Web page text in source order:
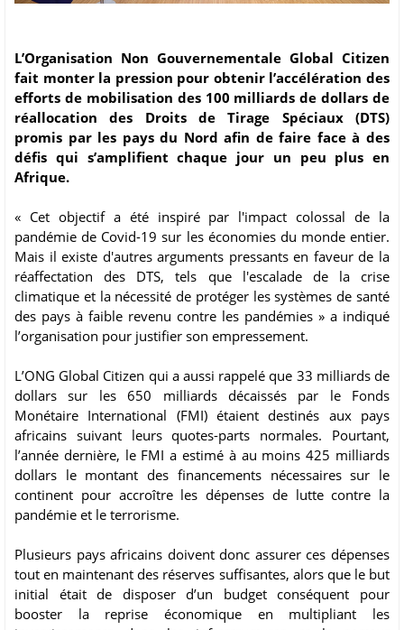
L’Organisation Non Gouvernementale Global Citizen
fait monter la pression pour obtenir l’accélération des
efforts de mobilisation des 100 milliards de dollars de
réallocation des Droits de Tirage Spéciaux (DTS)
promis par les pays du Nord afin de faire face à des
défis qui s’amplifient chaque jour un peu plus en
Afrique.
« Cet objectif a été inspiré par l'impact colossal de la
pandémie de Covid-19 sur les économies du monde entier.
Mais il existe d'autres arguments pressants en faveur de la
réaffectation des DTS, tels que l'escalade de la crise
climatique et la nécessité de protéger les systèmes de santé
des pays à faible revenu contre les pandémies » a indiqué
l’organisation pour justifier son empressement.
L’ONG Global Citizen qui a aussi rappelé que 33 milliards de
dollars sur les 650 milliards décaissés par le Fonds
Monétaire International (FMI) étaient destinés aux pays
africains suivant leurs quotes-parts normales. Pourtant,
l’année dernière, le FMI a estimé à au moins 425 milliards
dollars le montant des financements nécessaires sur le
continent pour accroître les dépenses de lutte contre la
pandémie et le terrorisme.
Plusieurs pays africains doivent donc assurer ces dépenses
tout en maintenant des réserves suffisantes, alors que le but
initial était de disposer d’un budget conséquent pour
booster la reprise économique en multipliant les